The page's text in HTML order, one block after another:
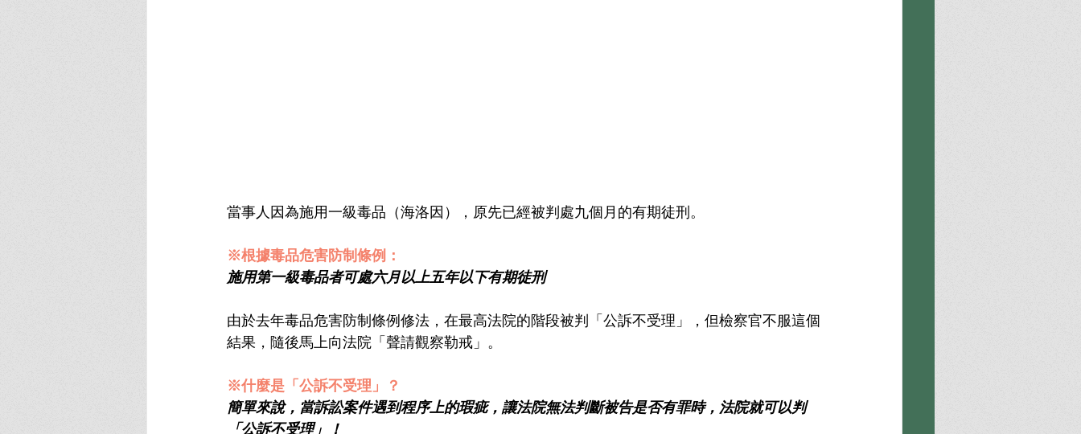
當事人因為施用一級毒品（海洛因），原先已經被判處九個月的有期徒刑。
※根據毒品危害防制條例：
施用第一級毒品者可處六月以上五年以下有期徒刑
由於去年毒品危害防制條例修法，在最高法院的階段被判「公訴不受理」，但檢察官不服這個
結果，隨後馬上向法院「聲請觀察勒戒」。
※什麼是「公訴不受理」？
簡單來說，當訴訟案件遇到程序上的瑕疵，讓法院無法判斷被告是否有罪時，法院就可以判
「公訴不受理」！